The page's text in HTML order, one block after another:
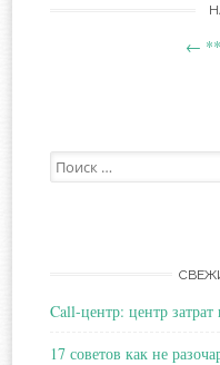
Навигация
←
Поиск:
Call-центр: центр
17 советов как не